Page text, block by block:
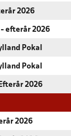
2026
efterår 2026
Pokal
Pokal
2026
2026